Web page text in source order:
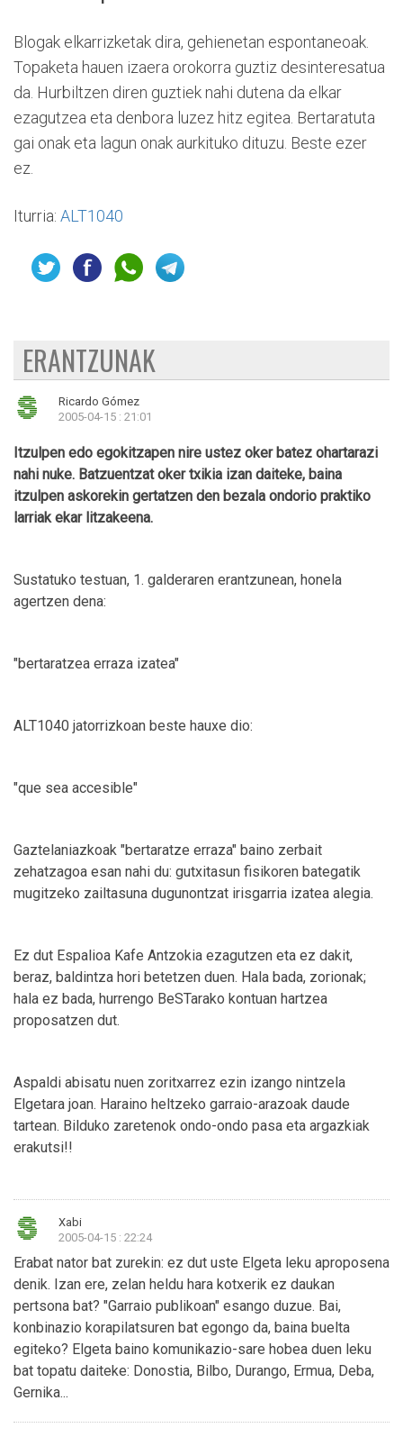
Blogak elkarrizketak dira, gehienetan espontaneoak.
Topaketa hauen izaera orokorra guztiz desinteresatua
da. Hurbiltzen diren guztiek nahi dutena da elkar
ezagutzea eta denbora luzez hitz egitea. Bertaratuta
gai onak eta lagun onak aurkituko dituzu. Beste ezer
ez.
Iturria: ALT1040
ERANTZUNAK
Ricardo Gómez
2005-04-15 : 21:01
Itzulpen edo egokitzapen nire ustez oker batez ohartarazi
nahi nuke. Batzuentzat oker txikia izan daiteke, baina
itzulpen askorekin gertatzen den bezala ondorio praktiko
larriak ekar litzakeena.
Sustatuko testuan, 1. galderaren erantzunean, honela
agertzen dena:
"bertaratzea erraza izatea"
ALT1040 jatorrizkoan beste hauxe dio:
"que sea accesible"
Gaztelaniazkoak "bertaratze erraza" baino zerbait
zehatzagoa esan nahi du: gutxitasun fisikoren bategatik
mugitzeko zailtasuna dugunontzat irisgarria izatea alegia.
Ez dut Espalioa Kafe Antzokia ezagutzen eta ez dakit,
beraz, baldintza hori betetzen duen. Hala bada, zorionak;
hala ez bada, hurrengo BeSTarako kontuan hartzea
proposatzen dut.
Aspaldi abisatu nuen zoritxarrez ezin izango nintzela
Elgetara joan. Haraino heltzeko garraio-arazoak daude
tartean. Bilduko zaretenok ondo-ondo pasa eta argazkiak
erakutsi!!
Xabi
2005-04-15 : 22:24
Erabat nator bat zurekin: ez dut uste Elgeta leku aproposena
denik. Izan ere, zelan heldu hara kotxerik ez daukan
pertsona bat? "Garraio publikoan" esango duzue. Bai,
konbinazio korapilatsuren bat egongo da, baina buelta
egiteko? Elgeta baino komunikazio-sare hobea duen leku
bat topatu daiteke: Donostia, Bilbo, Durango, Ermua, Deba,
Gernika...